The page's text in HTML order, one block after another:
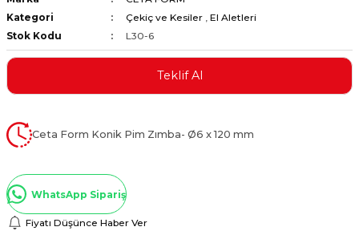
Kaplamalar
ve Penseler
Kategori
Çekiç ve Kesiler , El Aletleri
Stok Kodu
L30-6
Teklif Al
Ceta Form Konik Pim Zımba- Ø6 x 120 mm
WhatsApp Sipariş
Fiyatı Düşünce Haber Ver